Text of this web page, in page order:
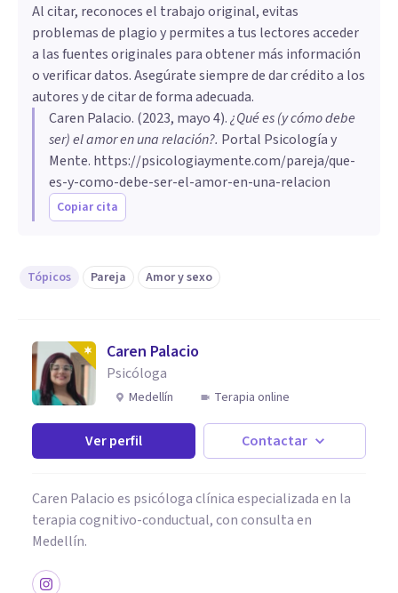
Al citar, reconoces el trabajo original, evitas
problemas de plagio y permites a tus lectores acceder
a las fuentes originales para obtener más información
o verificar datos. Asegúrate siempre de dar crédito a los
autores y de citar de forma adecuada.
Caren Palacio. (2023, mayo 4).¿Qué es (y cómo debe
ser) el amor en una relación?. Portal Psicología y
Mente. https://psicologiaymente.com/pareja/que-
es-y-como-debe-ser-el-amor-en-una-relacion
Copiar cita
Tópicos Pareja Amor y sexo
Caren Palacio
Psicóloga
Medellín Terapia online
Ver perfil Contactar
Caren Palacio es psicóloga clínica especializada en la
terapia cognitivo-conductual, con consulta en
Medellín.